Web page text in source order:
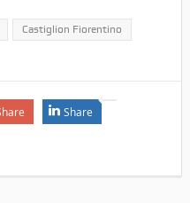
Castiglion Fiorentino
Share